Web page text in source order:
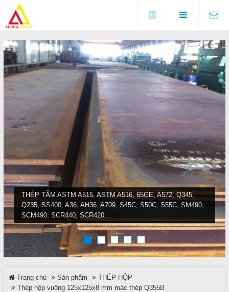
THÉP TẤM ASTM A515, ASTM A516, 65GE, A572, Q345,
Q235, SS400, A36, AH36, A709, S45C, S50C, S55C, SM490,
SCM490, SCR440, SCR420...
Trang chủ Sản phẩm
THÉP HỘP
Thép hộp vuông 125x125x8 mm mác thép Q355B
DANH MỤC
Sản phẩm
Liên hệ
Đóng
TRÊN MẠNG XÃ HỘI
Facebook
LIÊN HỆ
Địa chỉ
Số 5A, KCX Linh Trung 1, P
Linh Trung, TP. Thủ Đức, TP.
HCM
0937682789
(0274) 3729 333
COPYRIGHT 2016. ALL RIGHTS RESERVED